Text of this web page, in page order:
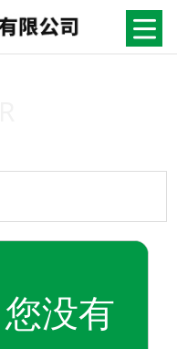
您没有